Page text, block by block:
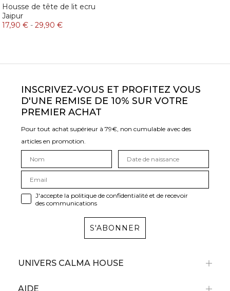
Housse de tête de lit ecru
Jaipur
17,90 € - 29,90 €
INSCRIVEZ-VOUS ET PROFITEZ VOUS
D'UNE REMISE DE 10% SUR VOTRE
PREMIER ACHAT
Pour tout achat supérieur à 79€, non cumulable avec des
articles en promotion.
J'accepte la politique de confidentialité et de recevoir
des communications
S'ABONNER
UNIVERS CALMA HOUSE
AIDE